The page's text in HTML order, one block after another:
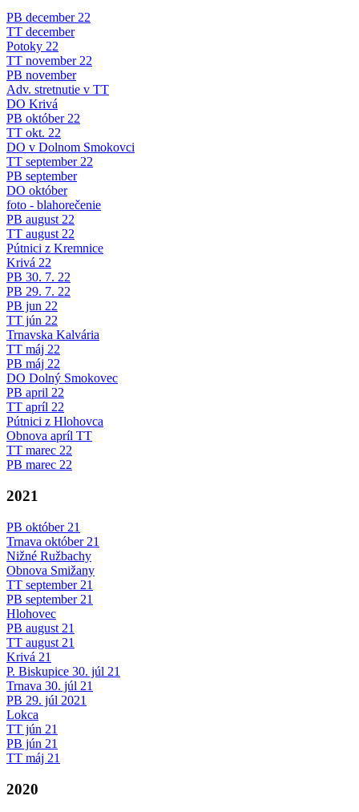
PB december 22
TT december
Potoky 22
TT november 22
PB november
Adv. stretnutie v TT
DO Krivá
PB október 22
TT okt. 22
DO v Dolnom Smokovci
TT september 22
PB september
DO október
foto - blahorečenie
PB august 22
TT august 22
Pútnici z Kremnice
Krivá 22
PB 30. 7. 22
PB 29. 7. 22
PB jun 22
TT jún 22
Trnavska Kalvária
TT máj 22
PB máj 22
DO Dolný Smokovec
PB april 22
TT apríl 22
Pútnici z Hlohovca
Obnova apríl TT
TT marec 22
PB marec 22
2021
PB október 21
Trnava október 21
Nižné Ružbachy
Obnova Smižany
TT september 21
PB september 21
Hlohovec
PB august 21
TT august 21
Krivá 21
P. Biskupice 30. júl 21
Trnava 30. júl 21
PB 29. júl 2021
Lokca
TT jún 21
PB jún 21
TT máj 21
2020